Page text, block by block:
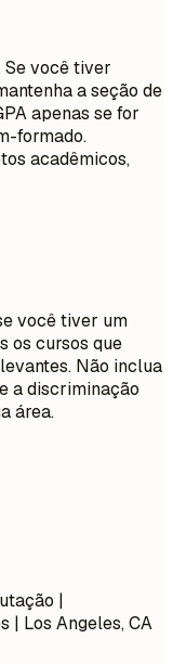
Se você tiver
a seção de
apenas se for
formado.
acadêmicos,
você tiver um
os cursos que
Não inclua
a discriminação
área.
|
| Los Angeles, CA